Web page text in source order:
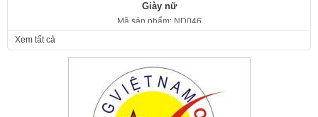
Giày nữ
Mã sản phẩm: ND046
Xem tất cả